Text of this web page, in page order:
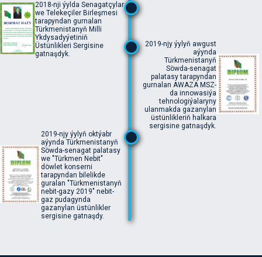
2018-nji ýylda Senagatçylar
we Telekeçiler Birleşmesi
tarapyndan gurnalan
Türkmenistanyň Milli
Ykdysadyýetiniň
Üstünlikleri Sergisine
gatnaşdyk.
2019-njy ýylyň awgust
aýynda
Türkmenistanyň
Söwda-senagat
palatasy tarapyndan
gurnalan AWAZA MSZ-
da innowasiýa
tehnologiýalaryny
ulanmakda gazanylan
üstünlikleriň halkara
sergisine gatnaşdyk.
2019-njy ýylyň oktýabr
aýynda Türkmenistanyň
Söwda-senagat palatasy
we "Türkmen Nebit"
döwlet konserni
tarapyndan bilelikde
guralan "Türkmenistanyň
nebit-gazy 2019" nebit-
gaz pudagynda
gazanylan üstünlikler
sergisine gatnaşdy.